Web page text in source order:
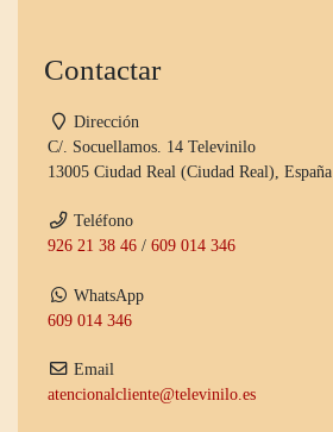
Contactar
Dirección
C/. Socuellamos. 14 Televinilo
13005 Ciudad Real (Ciudad Real), España
Teléfono
926 21 38 46 /609 014 346
WhatsApp
609 014 346
Email
atencionalcliente@televinilo.es